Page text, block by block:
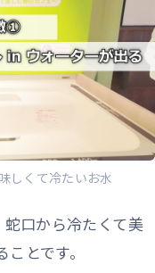
しくて冷たいお水
口から冷たくて美
とです。